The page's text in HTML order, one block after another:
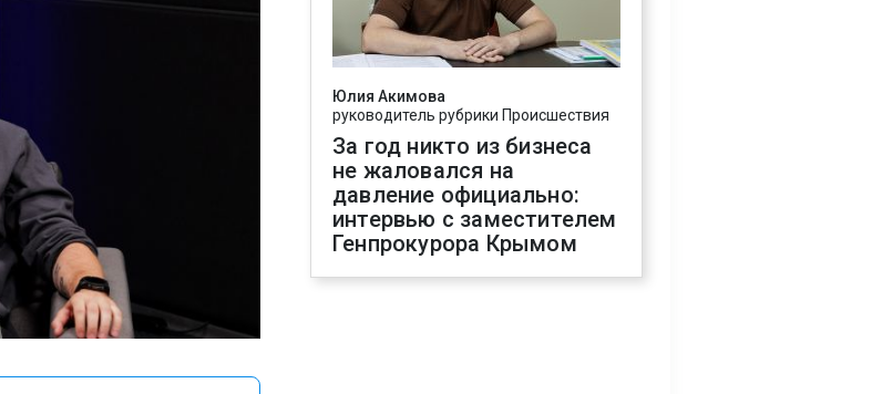
Юлия Акимова
руководитель рубрики Происшествия
За год никто из бизнеса
не жаловался на
давление официально:
интервью с заместителем
Генпрокурора Крымом